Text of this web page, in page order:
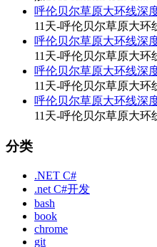
呼伦贝尔草原大环线深
11天-呼伦贝尔草原大环
呼伦贝尔草原大环线深
11天-呼伦贝尔草原大环
呼伦贝尔草原大环线深
11天-呼伦贝尔草原大环
呼伦贝尔草原大环线深
11天-呼伦贝尔草原大环
分类
.NET C#
.net C#开发
bash
book
chrome
git